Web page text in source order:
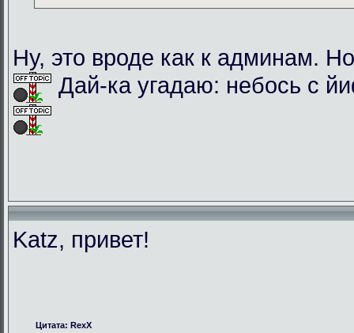
Ну, это вроде как к админам.
Дай-ка угадаю: небось с
Katz, привет!
Цитата: RexX